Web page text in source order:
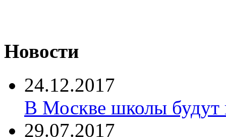
Новости
24.12.2017
В Москве школы будут
29.07.2017